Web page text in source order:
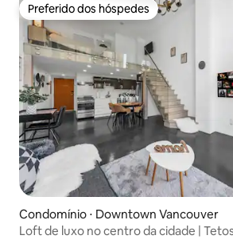
Preferido dos hóspedes
Preferido dos hóspedes
Condomínio ⋅ Downtown Vancouver
Loft de luxo no centro da cidade |